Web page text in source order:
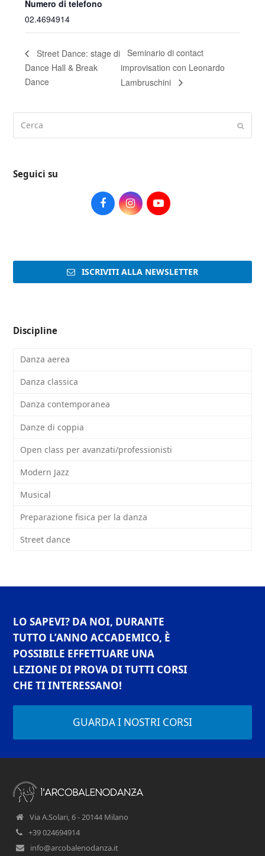
Numero di telefono
02.4694914
Street Dance: stage di
Dance Hall & Break
Dance
Seminario di contact
improvisation con Leonardo
Lambruschini
Seguici su
FacebookInstagramYoutube
ISCRIVITI ALLA NEWSLETTER
Discipline
Danza aerea
Danza classica
Danza contemporanea
Danze di coppia
Open class per avanzati/professionisti
Modern Jazz
Musical
Preparazione fisica per la danza
Street dance
LO SAPEVI? DA NOI, DURANTE
TUTTO L’ANNO ACCADEMICO, È
POSSIBILE EFFETTUARE UNA
LEZIONE DI PROVA DI TUTTI CORSI
CHE TI INTERESSANO!
GUARDA I NOSTRI CORSI
Via A.Solari, 6 - 20144 Milano
+39 024694914
info@arcobalenodanza.it